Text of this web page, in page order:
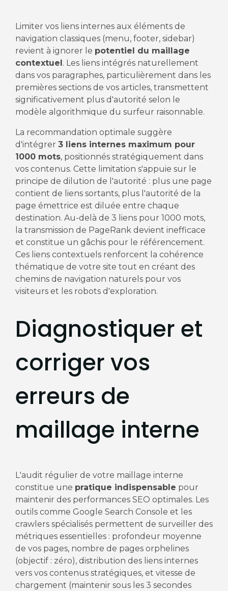
Limiter vos liens internes aux éléments de
navigation classiques (menu, footer, sidebar)
revient à ignorer le potentiel du maillage
contextuel. Les liens intégrés naturellement
dans vos paragraphes, particulièrement dans les
premières sections de vos articles, transmettent
significativement plus d'autorité selon le
modèle algorithmique du surfeur raisonnable.
La recommandation optimale suggère
d'intégrer 3 liens internes maximum pour
1000 mots, positionnés stratégiquement dans
vos contenus. Cette limitation s'appuie sur le
principe de dilution de l'autorité : plus une page
contient de liens sortants, plus l'autorité de la
page émettrice est diluée entre chaque
destination. Au-delà de 3 liens pour 1000 mots,
la transmission de PageRank devient inefficace
et constitue un gâchis pour le référencement.
Ces liens contextuels renforcent la cohérence
thématique de votre site tout en créant des
chemins de navigation naturels pour vos
visiteurs et les robots d'exploration.
Diagnostiquer et
corriger vos
erreurs de
maillage interne
L'audit régulier de votre maillage interne
constitue une pratique indispensable pour
maintenir des performances SEO optimales. Les
outils comme Google Search Console et les
crawlers spécialisés permettent de surveiller des
métriques essentielles : profondeur moyenne
de vos pages, nombre de pages orphelines
(objectif : zéro), distribution des liens internes
vers vos contenus stratégiques, et vitesse de
chargement (maintenir sous les 3 secondes